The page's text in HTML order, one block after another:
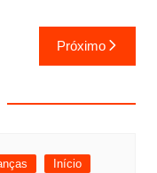
Próximo
Início